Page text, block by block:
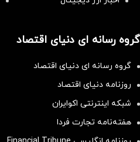
گروه رسانه ای دنیای اقتصاد
گروه رسانه ای دنیای اقتصاد
روزنامه دنیای اقتصاد
شبکه اینترنتی اکوایران
هفته‌نامه تجارت فردا